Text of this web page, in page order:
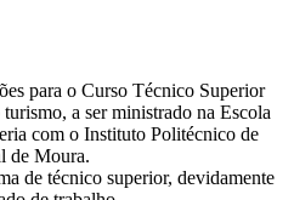
para o Curso Técnico Superior
a ser ministrado na Escola
com o Instituto Politécnico de
de Moura.
de técnico superior, devidamente